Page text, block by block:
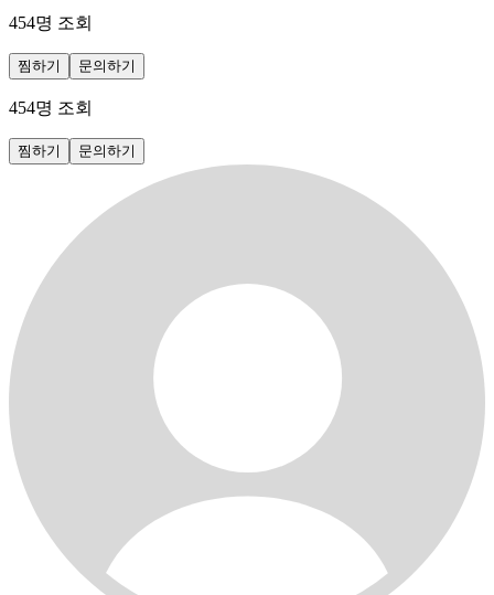
454명 조회
찜하기 문의하기
454명 조회
찜하기 문의하기